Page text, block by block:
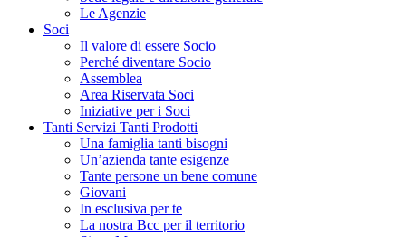
Le Agenzie
Soci
Il valore di essere Socio
Perché diventare Socio
Assemblea
Area Riservata Soci
Iniziative per i Soci
Tanti Servizi Tanti Prodotti
Una famiglia tanti bisogni
Un’azienda tante esigenze
Tante persone un bene comune
Giovani
In esclusiva per te
La nostra Bcc per il territorio